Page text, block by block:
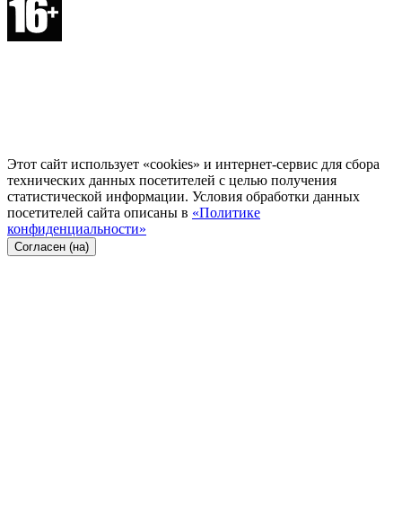
Этот сайт использует «cookies» и интернет-сервис для сбора
технических данных посетителей с целью получения
статистической информации. Условия обработки данных
посетителей сайта описаны в «Политике
конфиденциальности»
Согласен (на)